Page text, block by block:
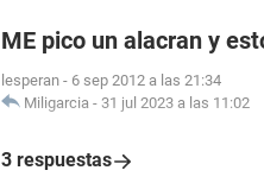
ME pico un alacran y
lesperan - 6 sep 2012 a las 21:34
Miligarcia - 31 jul 2023 a las 11:02
3 respuestas